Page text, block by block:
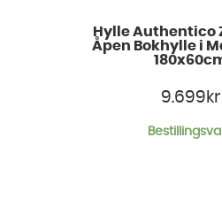
Hylle Authentico
Åpen Bokhylle i
9.699 kr